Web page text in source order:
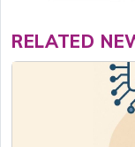
RELATED